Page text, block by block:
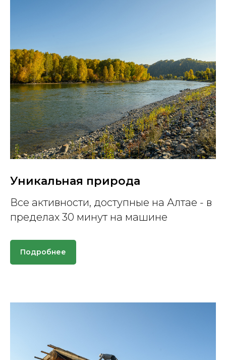
Уникальная природа
Все активности, доступные на Алтае - в
пределах 30 минут на машине
Подробнее